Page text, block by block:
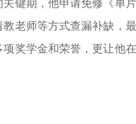
键期，他申请免修《单
老师等方式查漏补缺，
奖学金和荣誉，更让他